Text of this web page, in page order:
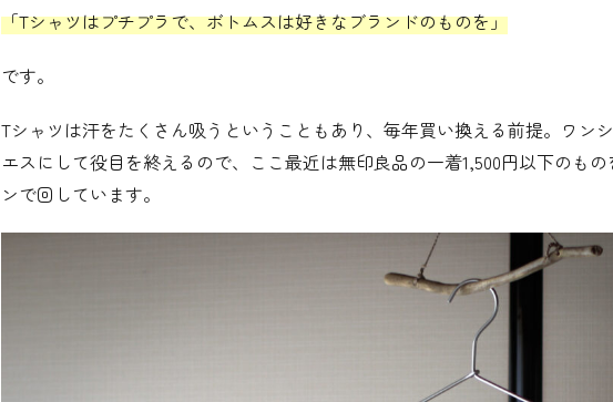
「Tシャツはプチプラで、ボトムスは好きなブランドのものを」
です。
Tシャツは汗をたくさん吸うということもあり、毎年買い換える前提。ワン
エスにして役目を終えるので、ここ最近は無印良品の一着1,500円以下のもの
ンで回しています。